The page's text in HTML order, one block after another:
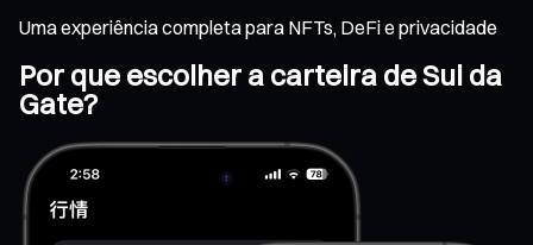
Uma experiência completa para NFTs, DeFi e privacidade
Por que escolher a carteira de Sui da
Gate?